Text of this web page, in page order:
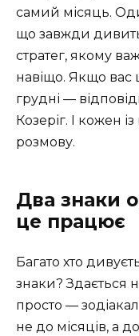
самий місяць.
що завжди
стратег, якому
навіщо. Якщо вас
грудні —
Козеріг. І кожен
розмову.
Два знаки
це працює
Багато хто
знаки? Здається
просто —
не до місяців, а